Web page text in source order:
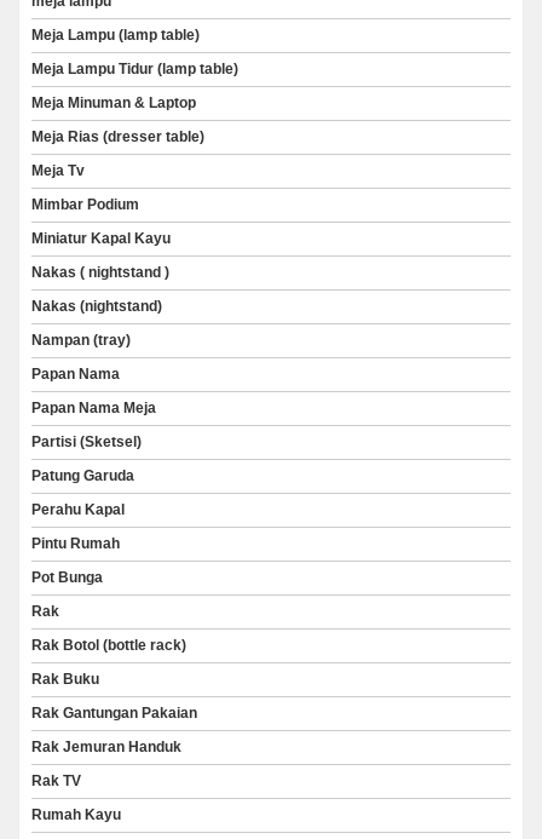
Meja Lampu (lamp table)
Meja Lampu Tidur (lamp table)
Meja Minuman & Laptop
Meja Rias (dresser table)
Meja Tv
Mimbar Podium
Miniatur Kapal Kayu
Nakas ( nightstand )
Nakas (nightstand)
Nampan (tray)
Papan Nama
Papan Nama Meja
Partisi (Sketsel)
Patung Garuda
Perahu Kapal
Pintu Rumah
Pot Bunga
Rak
Rak Botol (bottle rack)
Rak Buku
Rak Gantungan Pakaian
Rak Jemuran Handuk
Rak TV
Rumah Kayu